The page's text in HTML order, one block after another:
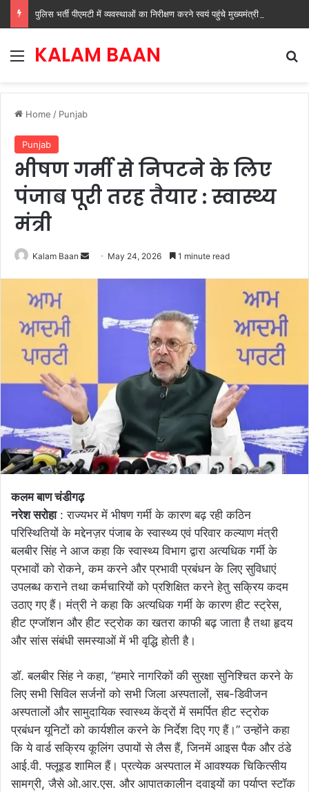
Menu
KALAM BAAN
Home / Punjab
Punjab
भीषण गर्मी से निपटने के लिए
पंजाब पूरी तरह तैयार : स्वास्थ्य
मंत्री
Kalam Baan
Send May 24, 2026 1 minute read
कलम बाण चंडीगढ़
नरेश सरोहा: राज्यभर में भीषण गर्मी के कारण बढ़ रही कठिन
परिस्थितियों के मद्देनज़र पंजाब के स्वास्थ्य एवं परिवार कल्याण मंत्री
बलबीर सिंह ने आज कहा कि स्वास्थ्य विभाग द्वारा अत्यधिक गर्मी के
प्रभावों को रोकने, कम करने और प्रभावी प्रबंधन के लिए सुविधाएं
उपलब्ध कराने तथा कर्मचारियों को प्रशिक्षित करने हेतु सक्रिय कदम
उठाए गए हैं। मंत्री ने कहा कि अत्यधिक गर्मी के कारण हीट स्ट्रेस,
हीट एग्जॉशन और हीट स्ट्रोक का खतरा काफी बढ़ जाता है तथा हृदय
और सांस संबंधी समस्याओं में भी वृद्धि होती है।
डॉ. बलबीर सिंह ने कहा, “हमारे नागरिकों की सुरक्षा सुनिश्चित करने के
लिए सभी सिविल सर्जनों को सभी जिला अस्पतालों, सब-डिवीजन
अस्पतालों और सामुदायिक स्वास्थ्य केंद्रों में समर्पित हीट स्ट्रोक
प्रबंधन यूनिटों को कार्यशील करने के निर्देश दिए गए हैं।” उन्होंने कहा
कि ये वार्ड सक्रिय कूलिंग उपायों से लैस हैं, जिनमें आइस पैक और ठंडे
आई.वी. फ्लूइड शामिल हैं। प्रत्येक अस्पताल में आवश्यक चिकित्सीय
सामग्री, जैसे ओ.आर.एस. और आपातकालीन दवाइयों का पर्याप्त स्टॉक